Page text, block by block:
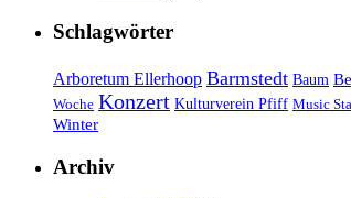
Schlagwörter
Arboretum Ellerhoop Barmstedt Baum
Woche Konzert Kulturverein Pfiff Music
Winter
Archiv